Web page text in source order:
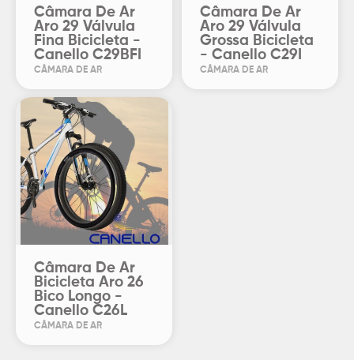
Câmara De Ar
Aro 29 Válvula
Fina Bicicleta -
Canello C29BFI
CÂMARA DE AR
Câmara De Ar
Aro 29 Válvula
Grossa Bicicleta
- Canello C29I
CÂMARA DE AR
Câmara De Ar
Bicicleta Aro 26
Bico Longo -
Canello C26L
CÂMARA DE AR